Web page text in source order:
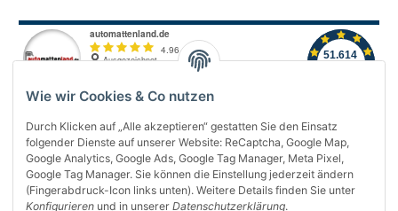
Wie wir Cookies & Co nutzen
Durch Klicken auf „Alle akzeptieren“ gestatten Sie den Einsatz
folgender Dienste auf unserer Website: ReCaptcha, Google Map,
Google Analytics, Google Ads, Google Tag Manager, Meta Pixel,
Google Tag Manager. Sie können die Einstellung jederzeit ändern
(Fingerabdruck-Icon links unten). Weitere Details finden Sie unter
Konfigurieren und in unserer Datenschutzerklärung.
Über uns
Informationen